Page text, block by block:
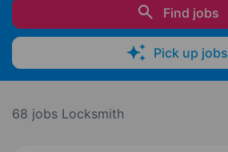
Find jobs
Pick up jobs
68 jobs Locksmith